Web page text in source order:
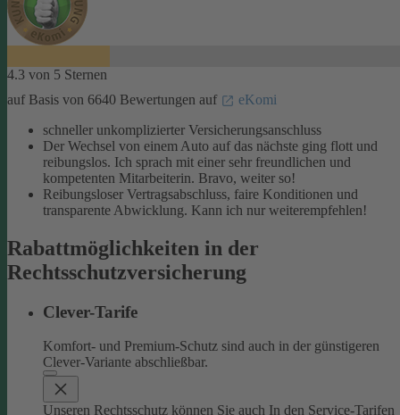
4.3 von 5 Sternen
auf Basis von 6640 Bewertungen auf
eKomi
schneller unkomplizierter Versicherungsanschluss
Der Wechsel von einem Auto auf das nächste ging flott und
reibungslos. Ich sprach mit einer sehr freundlichen und
kompetenten Mitarbeiterin. Bravo, weiter so!
Reibungsloser Vertragsabschluss, faire Konditionen und
transparente Abwicklung. Kann ich nur weiterempfehlen!
Rabattmöglichkeiten in der
Rechtsschutzversicherung
Clever-Tarife
Komfort- und Premium-Schutz sind auch in der günstigeren
Clever-Variante abschließbar.
Unseren Rechtsschutz können Sie auch In den Service-Tarifen